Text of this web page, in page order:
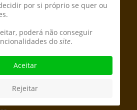
Iria
por si próprio se quer ou
poderá não conseguir
do site.
Aceitar
Rejeitar